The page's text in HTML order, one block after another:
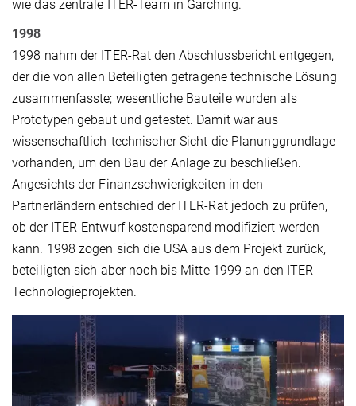
wie das zentrale ITER-Team in Garching.
1998
1998 nahm der ITER-Rat den Abschlussbericht entgegen,
der die von allen Beteiligten getragene technische Lösung
zusammenfasste; wesentliche Bauteile wurden als
Prototypen gebaut und getestet. Damit war aus
wissenschaftlich-technischer Sicht die Planunggrundlage
vorhanden, um den Bau der Anlage zu beschließen.
Angesichts der Finanzschwierigkeiten in den
Partnerländern entschied der ITER-Rat jedoch zu prüfen,
ob der ITER-Entwurf kostensparend modifiziert werden
kann. 1998 zogen sich die USA aus dem Projekt zurück,
beteiligten sich aber noch bis Mitte 1999 an den ITER-
Technologieprojekten.